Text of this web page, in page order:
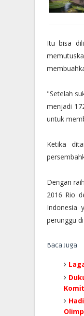
Itu bisa
"Setelah
menjadi
untuk
Ketika
Dengan
2016 Rio
Indonesia
perunggu
Baca Juga